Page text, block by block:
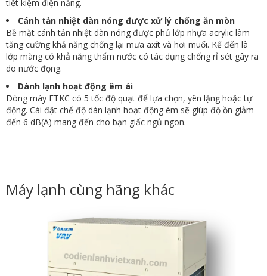
tiết kiệm điện năng.
Cánh tản nhiệt dàn nóng được xử lý chống ăn mòn
Bề mặt cánh tản nhiệt dàn nóng được phủ lớp nhựa acrylic làm
tăng cường khả năng chống lại mưa axít và hơi muối. Kế đến là
lớp màng có khả năng thấm nước có tác dụng chống rỉ sét gây ra
do nước đọng.
Dành lạnh hoạt động êm ái
Dòng máy FTKC có 5 tốc độ quạt để lựa chọn, yên lặng hoặc tự
động. Cài đặt chế độ dàn lạnh hoạt động êm sẽ giúp độ ồn giảm
đến 6 dB(A) mang đến cho bạn giấc ngủ ngon.
Máy lạnh cùng hãng khác